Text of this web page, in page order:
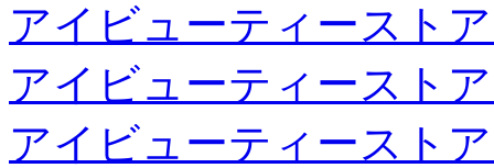
アイビューティースト
アイビューティースト
アイビューティースト